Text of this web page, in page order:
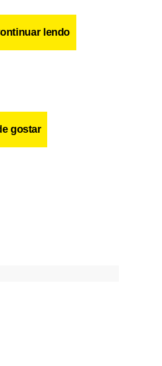
com o trabalho e com o próprio
Há 10 mil Anos. Eu sei que tenho
e fui ao estúdio completamente
lendo
gostar